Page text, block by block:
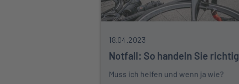
18.04.2023
Notfall: So handeln Sie richtig
Muss ich helfen und wenn ja wie?